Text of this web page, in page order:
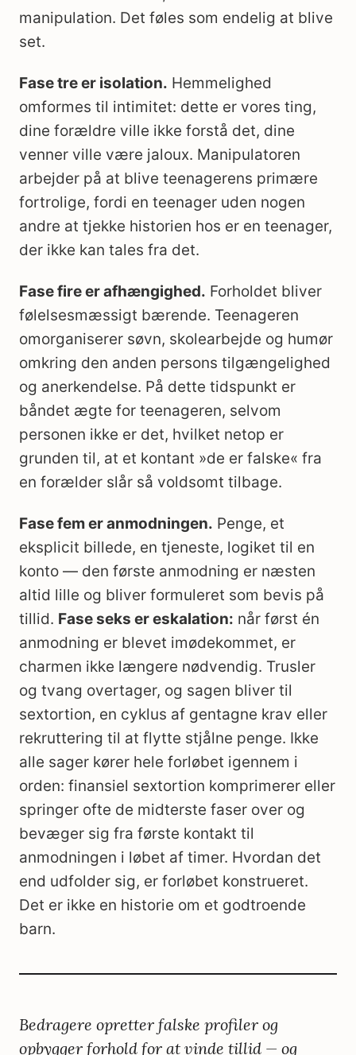
manipulation. Det føles som endelig at blive
set.
Fase tre er isolation. Hemmelighed
omformes til intimitet: dette er vores ting,
dine forældre ville ikke forstå det, dine
venner ville være jaloux. Manipulatoren
arbejder på at blive teenagerens primære
fortrolige, fordi en teenager uden nogen
andre at tjekke historien hos er en teenager,
der ikke kan tales fra det.
Fase fire er afhængighed. Forholdet bliver
følelsesmæssigt bærende. Teenageren
omorganiserer søvn, skolearbejde og humør
omkring den anden persons tilgængelighed
og anerkendelse. På dette tidspunkt er
båndet ægte for teenageren, selvom
personen ikke er det, hvilket netop er
grunden til, at et kontant »de er falske« fra
en forælder slår så voldsomt tilbage.
Fase fem er anmodningen. Penge, et
eksplicit billede, en tjeneste, logiket til en
konto — den første anmodning er næsten
altid lille og bliver formuleret som bevis på
tillid. Fase seks er eskalation: når først én
anmodning er blevet imødekommet, er
charmen ikke længere nødvendig. Trusler
og tvang overtager, og sagen bliver til
sextortion, en cyklus af gentagne krav eller
rekruttering til at flytte stjålne penge. Ikke
alle sager kører hele forløbet igennem i
orden: finansiel sextortion komprimerer eller
springer ofte de midterste faser over og
bevæger sig fra første kontakt til
anmodningen i løbet af timer. Hvordan det
end udfolder sig, er forløbet konstrueret.
Det er ikke en historie om et godtroende
barn.
Bedragere opretter falske profiler og
opbygger forhold for at vinde tillid — og